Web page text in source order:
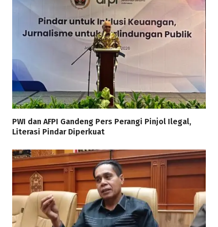
PWI dan AFPI Gandeng Pers Perangi Pinjol Ilegal,
Literasi Pindar Diperkuat